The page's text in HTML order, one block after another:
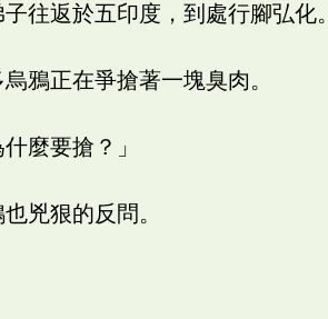
往返於五印度，到處行腳弘化。
鴉正在爭搶著一塊臭肉。
麼要搶？」
兇狠的反問。